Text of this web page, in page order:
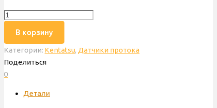
Количество
протока
Kentatsu
Nobby
В корзину
Категории: Kentatsu, Датчики протока
Поделиться
0
Детали